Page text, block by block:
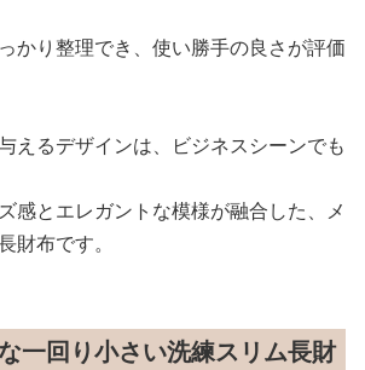
かり整理でき、使い勝手の良さが評価
えるデザインは、ビジネスシーンでも
感とエレガントな模様が融合した、メ
財布です。
一回り小さい洗練スリム長財